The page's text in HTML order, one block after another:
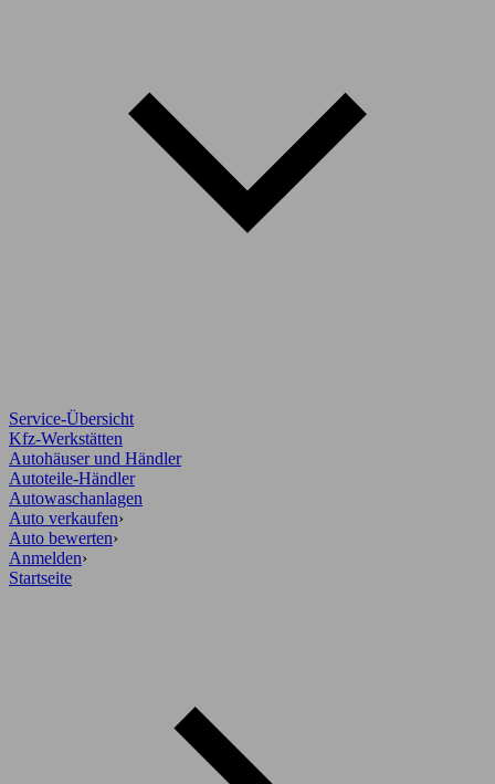
Service-Übersicht
Kfz-Werkstätten
Autohäuser und Händler
Autoteile-Händler
Autowaschanlagen
Auto verkaufen›
Auto bewerten›
Anmelden›
Startseite